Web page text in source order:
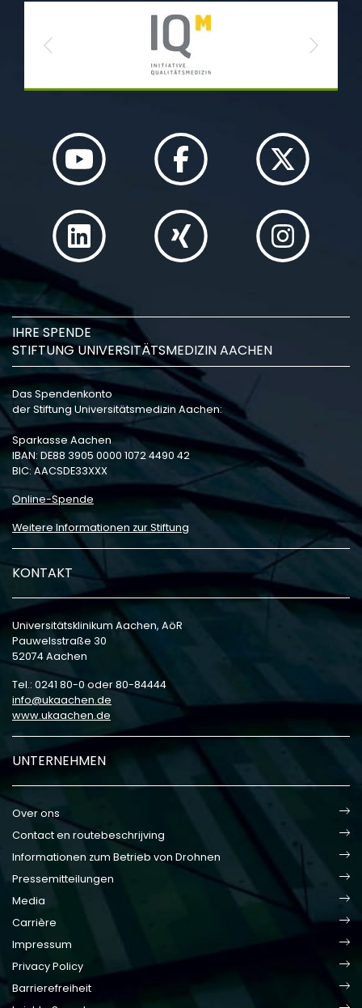
Previous Next
IHRE SPENDE
STIFTUNG UNIVERSITÄTSMEDIZIN AACHEN
Das Spendenkonto
der Stiftung Universitätsmedizin Aachen:
Sparkasse Aachen
IBAN: DE88 3905 0000 1072 4490 42
BIC: AACSDE33XXX
Online-Spende
Weitere Informationen zur Stiftung
KONTAKT
Universitätsklinikum Aachen, AöR
Pauwelsstraße 30
52074 Aachen
Tel.: 0241 80-0 oder 80-84444
info
ukaachen de
www.ukaachen.de
UNTERNEHMEN
Over ons
Contact en routebeschrijving
Informationen zum Betrieb von Drohnen
Pressemitteilungen
Media
Carrière
Impressum
Privacy Policy
Barrierefreiheit